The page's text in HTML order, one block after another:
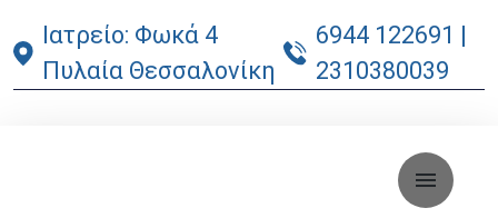
Ιατρείο: Φωκά 4
Πυλαία Θεσσαλονίκη
6944 122691 |
2310380039